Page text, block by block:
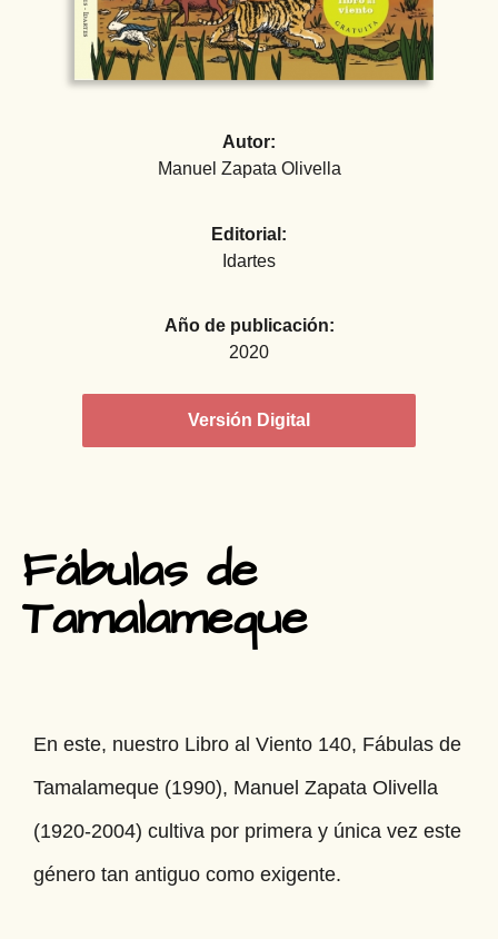
Autor:
Manuel Zapata Olivella
Editorial:
Idartes
Año de publicación:
2020
Versión Digital
Fábulas de
Tamalameque
En este, nuestro Libro al Viento 140, Fábulas de
Tamalameque (1990), Manuel Zapata Olivella
(1920-2004) cultiva por primera y única vez este
género tan antiguo como exigente.